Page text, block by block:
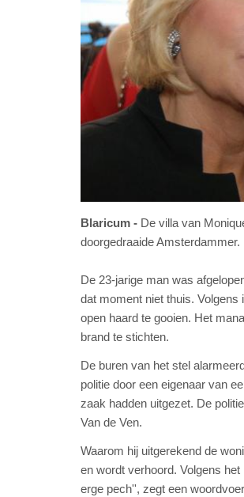
Blaricum
De villa van
doorgedraaide Amsterdammer.
De 23-jarige man was
dat moment niet thuis.
open haard te gooien. Het
brand te stichten.
De buren van het stel
politie door een eigenaar van
zaak hadden uitgezet. De
Van de Ven.
Waarom hij uitgerekend de
en wordt verhoord. Volgens
erge pech'', zegt een